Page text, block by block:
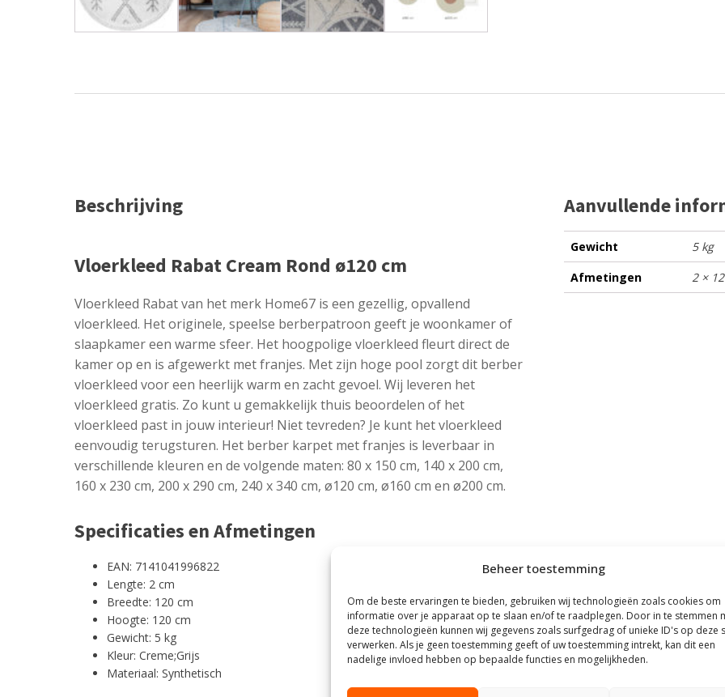
Beheer toestemming
Om de beste ervaringen te bieden, gebruiken wij technologieën zoals cookies om
informatie over je apparaat op te slaan en/of te raadplegen. Door in te stemmen
deze technologieën kunnen wij gegevens zoals surfgedrag of unieke ID's op deze
verwerken. Als je geen toestemming geeft of uw toestemming intrekt, kan dit een
nadelige invloed hebben op bepaalde functies en mogelijkheden.
Beschrijving
Vloerkleed Rabat Cream Rond ø120 cm
Vloerkleed Rabat van het merk Home67 is een gezellig, opvallend
vloerkleed. Het originele, speelse berberpatroon geeft je woonkamer of
slaapkamer een warme sfeer. Het hoogpolige vloerkleed fleurt direct de
kamer op en is afgewerkt met franjes. Met zijn hoge pool zorgt dit berber
vloerkleed voor een heerlijk warm en zacht gevoel. Wij leveren het
vloerkleed gratis. Zo kunt u gemakkelijk thuis beoordelen of het
vloerkleed past in jouw interieur! Niet tevreden? Je kunt het vloerkleed
eenvoudig terugsturen. Het berber karpet met franjes is leverbaar in
verschillende kleuren en de volgende maten: 80 x 150 cm, 140 x 200 cm,
160 x 230 cm, 200 x 290 cm, 240 x 340 cm, ø120 cm, ø160 cm en ø200 cm.
Specificaties en Afmetingen
EAN: 7141041996822
Lengte: 2 cm
Breedte: 120 cm
Hoogte: 120 cm
Gewicht: 5 kg
Kleur: Creme;Grijs
Materiaal: Synthetisch
Aanvullende
Gewicht
5 kg
Afmetingen
2 ×